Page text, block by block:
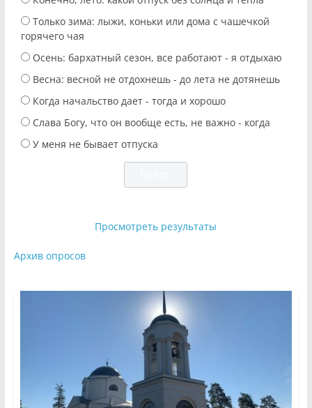
Только зима: лыжи, коньки или дома с чашечкой
горячего чая
Осень: бархатный сезон, все работают - я отдыхаю
Весна: весной не отдохнешь - до лета не дотянешь
Когда начальство дает - тогда и хорошо
Слава Богу, что он вообще есть, не важно - когда
У меня не бывает отпуска
Просмотреть результаты
Архив опросов